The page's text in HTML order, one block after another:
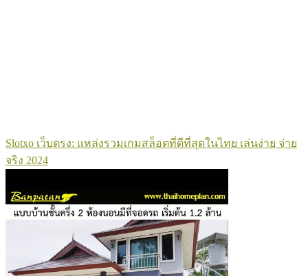
Slotxo เว็บตรง: แหล่งรวมเกมสล็อตที่ดีที่สุดในไทย เล่นง่าย จ่าย
จริง 2024